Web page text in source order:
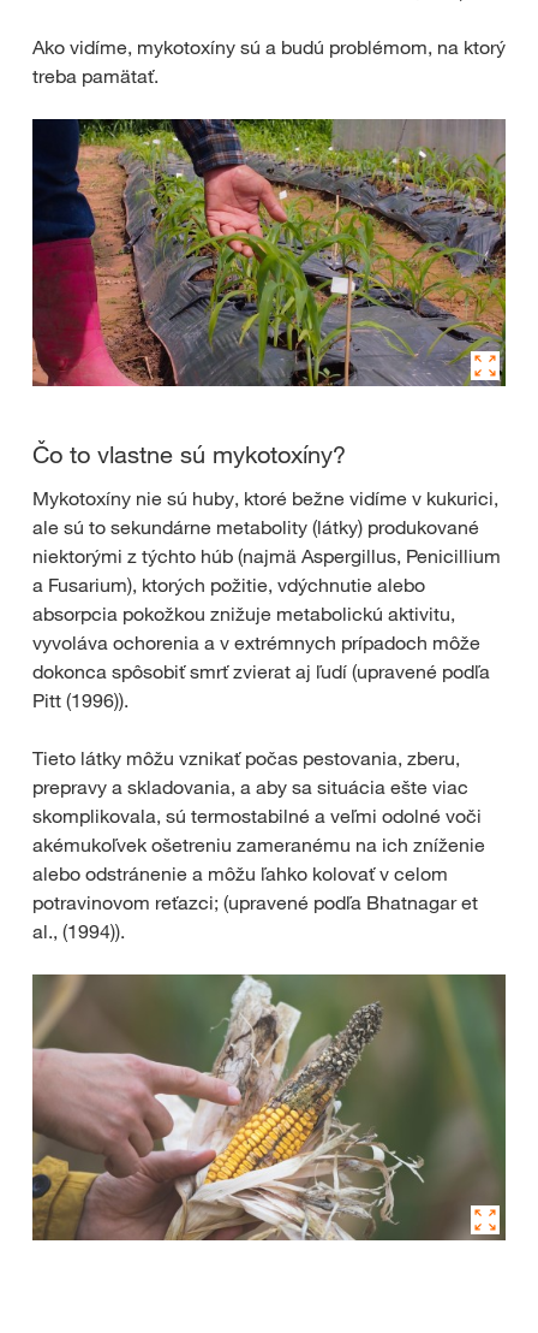
Ako vidíme, mykotoxíny sú a budú problémom, na ktorý
treba pamätať.
Čo to vlastne sú mykotoxíny?
Mykotoxíny nie sú huby, ktoré bežne vidíme v kukurici,
ale sú to sekundárne metabolity (látky) produkované
niektorými z týchto húb (najmä Aspergillus, Penicillium
a Fusarium), ktorých požitie, vdýchnutie alebo
absorpcia pokožkou znižuje metabolickú aktivitu,
vyvoláva ochorenia a v extrémnych prípadoch môže
dokonca spôsobiť smrť zvierat aj ľudí (upravené podľa
Pitt (1996)).
Tieto látky môžu vznikať počas pestovania, zberu,
prepravy a skladovania, a aby sa situácia ešte viac
skomplikovala, sú termostabilné a veľmi odolné voči
akémukoľvek ošetreniu zameranému na ich zníženie
alebo odstránenie a môžu ľahko kolovať v celom
potravinovom reťazci; (upravené podľa Bhatnagar et
al., (1994)).